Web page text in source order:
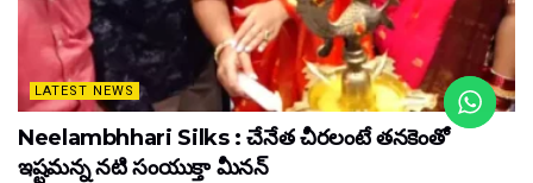
LATEST NEWS
Neelambhhari Silks : చేనేత చీరలంటే తనకెంతో
ఇష్టమన్న నటి సంయుక్తా మీనన్‌